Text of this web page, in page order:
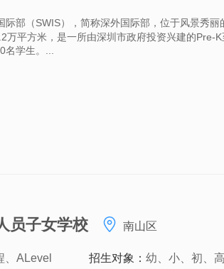
际部（SWIS），简称深外国际部，位于风景秀丽
万平方米，是一所由深圳市政府投资兴建的Pre-
学生。...
员子女学校 南山区
、ALevel 招生对象：幼、小、初、高